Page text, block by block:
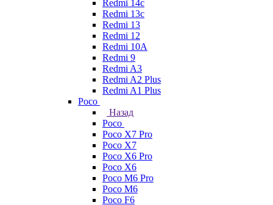
Redmi 14c
Redmi 13c
Redmi 13
Redmi 12
Redmi 10A
Redmi 9
Redmi A3
Redmi A2 Plus
Redmi A1 Plus
Poco
Назад
Poco
Poco X7 Pro
Poco X7
Poco X6 Pro
Poco X6
Poco M6 Pro
Poco M6
Poco F6